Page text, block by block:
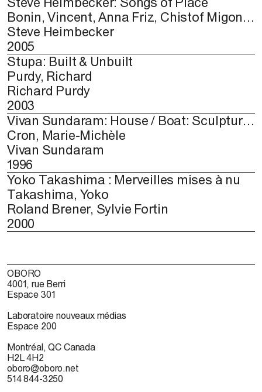
Bonin, Vincent, Anna Friz, Chistof Migone, F. Scott Taylor, Barry Truax
Steve Heimbecker
2005
Stupa: Built & Unbuilt
Purdy, Richard
Richard Purdy
2003
Vivan Sundaram: House / Boat: Sculptures in Steel, Glass and Video
Cron, Marie-Michèle
Vivan Sundaram
1996
Yoko Takashima : Merveilles mises à nu
Takashima, Yoko
Roland Brener, Sylvie Fortin
2000
OBORO
4001, rue Berri
Espace 301
Laboratoire nouveaux médias
Espace 200
Montréal, QC Canada
H2L 4H2
oboro@oboro.net
514 844-3250